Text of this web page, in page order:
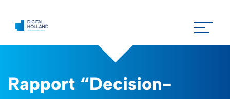
Rapport “Decision-